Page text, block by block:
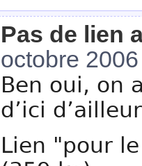
Pas de lien
octobre
Ben oui, on
d’ici
Lien "pour